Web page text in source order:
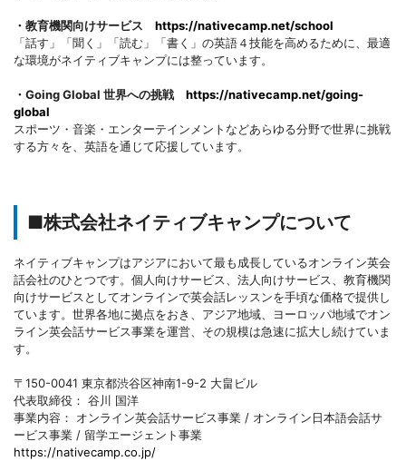
・教育機関向けサービス https://nativecamp.net/school
「話す」「聞く」「読む」「書く」の英語４技能を高めるために、最適
な環境がネイティブキャンプには整っています。
・Going Global 世界への挑戦 https://nativecamp.net/going-
global
スポーツ・音楽・エンターテインメントなどあらゆる分野で世界に挑戦
する方々を、英語を通じて応援しています。
■株式会社ネイティブキャンプについて
ネイティブキャンプはアジアにおいて最も成長しているオンライン英会
話会社のひとつです。個人向けサービス、法人向けサービス、教育機関
向けサービスとしてオンラインで英会話レッスンを手頃な価格で提供し
ています。世界各地に拠点をおき、アジア地域、ヨーロッパ地域でオン
ライン英会話サービス事業を運営、その規模は急速に拡大し続けていま
す。
〒150-0041 東京都渋谷区神南1-9-2 大畠ビル
代表取締役： 谷川 国洋
事業内容： オンライン英会話サービス事業 / オンライン日本語会話サ
ービス事業 / 留学エージェント事業
https://nativecamp.co.jp/